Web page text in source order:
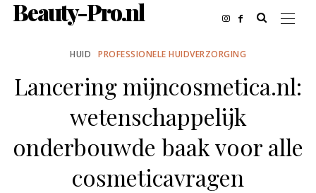
Beauty-Pro.nl
HUID PROFESSIONELE HUIDVERZORGING
Lancering mijncosmetica.nl:
wetenschappelijk
onderbouwde baak voor alle
cosmeticavragen